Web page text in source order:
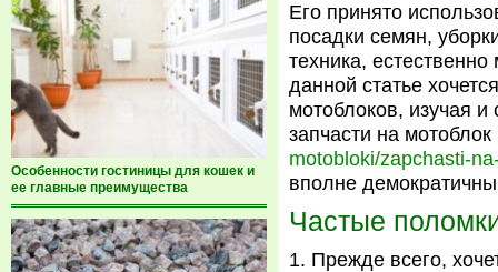
Особенности гостиницы для кошек и
ее главные преимущества
Его принято
посадки семян,
техника,
данной статье
мотоблоков, изучая
запчасти на
motobloki/zapchasti-
вполне
Частые
Прежде всего,